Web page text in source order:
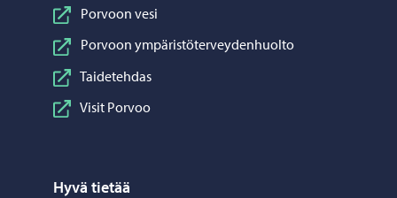
Porvoon vesi
Porvoon ympäristöterveydenhuolto
Taidetehdas
Visit Porvoo
Hyvä tietää